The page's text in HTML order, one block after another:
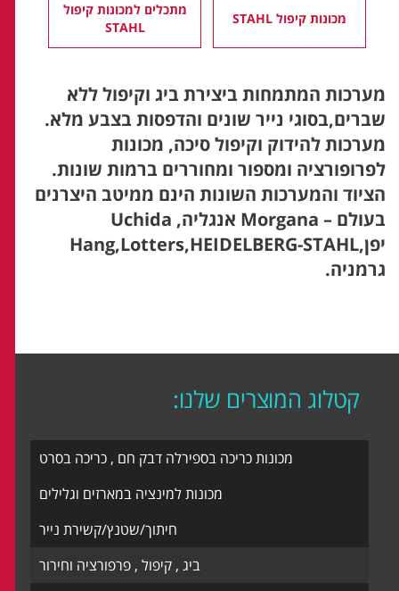
מכונות קיפול STAHL
מתכלים למכונות קיפול
STAHL
מערכות המתמחות ביצירת ביג וקיפול ללא
שברים,בסוגי נייר שונים והדפסות בצבע מלא.
מערכות להידוק וקיפול סיכה, מכונות
לפרופורציה ומספור ומחוררים ברמות שונות.
הציוד והמערכות השונות הינם ממיטב היצרנים
בעולם – Morgana אנגליה, Uchida
יפן,Hang,Lotters,HEIDELBERG-STAHL
גרמניה.
קטלוג המוצרים שלנו:
מכונות כריכה בספירלה דבק חם , כריכה בסרט
מכונות למינציה במארזים וגלילים
חיתוך/שטנץ/קשירת נייר
ביג , קיפול , פרפורציה וחירור